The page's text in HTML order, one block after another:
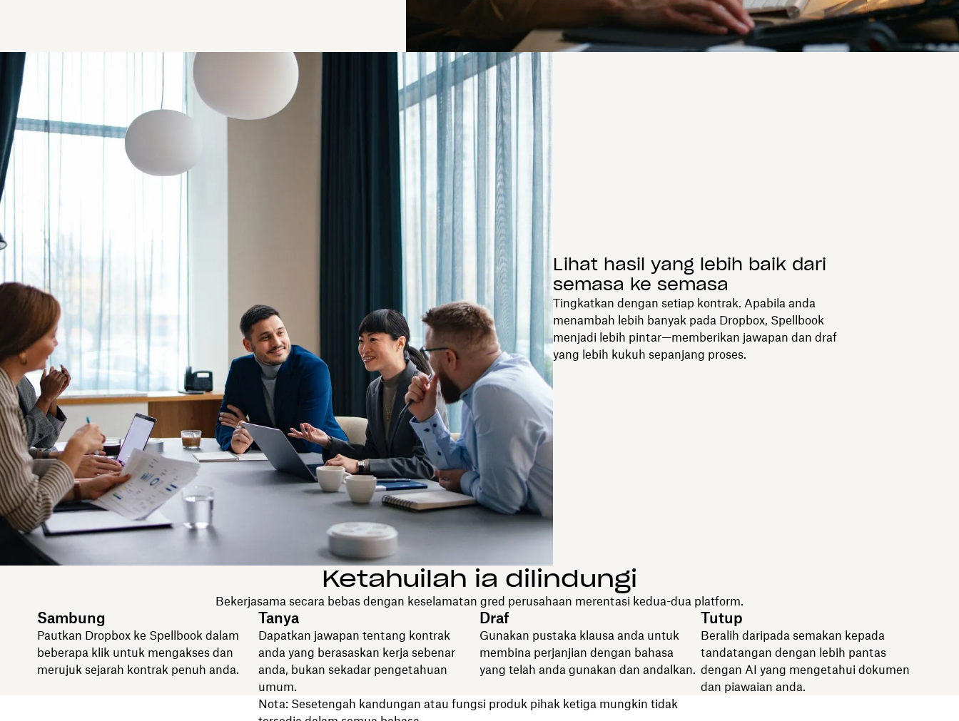
Lihat hasil yang lebih baik dari
semasa ke semasa
Tingkatkan dengan setiap kontrak. Apabila anda
menambah lebih banyak pada Dropbox, Spellbook
menjadi lebih pintar—memberikan jawapan dan draf
yang lebih kukuh sepanjang proses.
Ketahuilah ia dilindungi
Bekerjasama secara bebas dengan keselamatan gred perusahaan merentasi kedua-dua platform.
Sambung
Pautkan Dropbox ke Spellbook dalam
beberapa klik untuk mengakses dan
merujuk sejarah kontrak penuh anda.
Tanya
Dapatkan jawapan tentang kontrak
anda yang berasaskan kerja sebenar
anda, bukan sekadar pengetahuan
umum.
Draf
Gunakan pustaka klausa anda untuk
membina perjanjian dengan bahasa
yang telah anda gunakan dan andalkan.
Tutup
Beralih daripada semakan kepada
tandatangan dengan lebih pantas
dengan AI yang mengetahui dokumen
dan piawaian anda.
Nota: Sesetengah kandungan atau fungsi produk pihak ketiga mungkin tidak